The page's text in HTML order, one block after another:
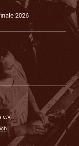
2026
e.V.